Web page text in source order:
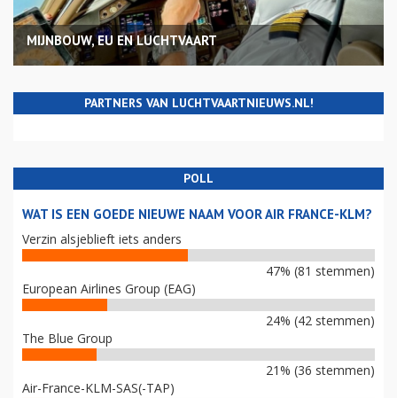
MIJNBOUW, EU EN LUCHTVAART
PARTNERS VAN LUCHTVAARTNIEUWS.NL!
POLL
WAT IS EEN GOEDE NIEUWE NAAM VOOR AIR FRANCE-KLM?
Verzin alsjeblieft iets anders
47% (81 stemmen)
European Airlines Group (EAG)
24% (42 stemmen)
The Blue Group
21% (36 stemmen)
Air-France-KLM-SAS(-TAP)